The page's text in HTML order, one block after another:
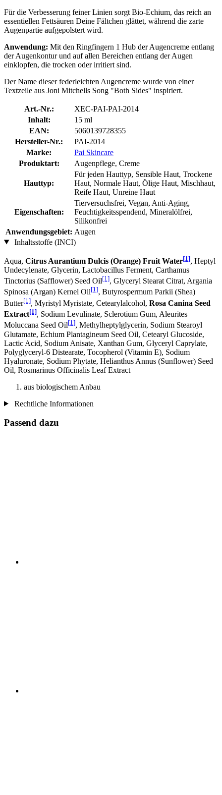
Für die Verbesserung feiner Linien sorgt Bio-Echium, das reich an
essentiellen Fettsäuren Deine Fältchen glättet, während die zarte
Augenpartie aufgepolstert wird.
Anwendung: Mit den Ringfingern 1 Hub der Augencreme entlang
der Augenkontur und auf allen Bereichen entlang der Augen
einklopfen, die trocken oder irritiert sind.
Der Name dieser federleichten Augencreme wurde von einer
Textzeile aus Joni Mitchells Song "Both Sides" inspiriert.
Art.-Nr.:
XEC-PAI-PAI-2014
Inhalt:
15 ml
EAN:
5060139728355
Hersteller-Nr.:
PAI-2014
Marke:
Pai Skincare
Produktart:
Augenpflege, Creme
Hauttyp:
Für jeden Hauttyp, Sensible Haut, Trockene
Haut, Normale Haut, Ölige Haut, Mischhaut,
Reife Haut, Unreine Haut
Eigenschaften:
Tierversuchsfrei, Vegan, Anti-Aging,
Feuchtigkeitsspendend, Mineralölfrei,
Silikonfrei
Anwendungsgebiet: Augen
Inhaltsstoffe (INCI)
Aqua, Citrus Aurantium Dulcis (Orange) Fruit Water[1], Heptyl
Undecylenate, Glycerin, Lactobacillus Ferment, Carthamus
Tinctorius (Safflower) Seed Oil[1], Glyceryl Stearat Citrat, Argania
Spinosa (Argan) Kernel Oil[1], Butyrospermum Parkii (Shea)
Butter[1], Myristyl Myristate, Cetearylalcohol, Rosa Canina Seed
Extract[1], Sodium Levulinate, Sclerotium Gum, Aleurites
Moluccana Seed Oil[1], Methylheptylglycerin, Sodium Stearoyl
Glutamate, Echium Plantagineum Seed Oil, Cetearyl Glucoside,
Lactic Acid, Sodium Anisate, Xanthan Gum, Glyceryl Caprylate,
Polyglyceryl-6 Distearate, Tocopherol (Vitamin E), Sodium
Hyaluronate, Sodium Phytate, Helianthus Annus (Sunflower) Seed
Oil, Rosmarinus Officinalis Leaf Extract
aus biologischem Anbau
Rechtliche Informationen
Passend dazu